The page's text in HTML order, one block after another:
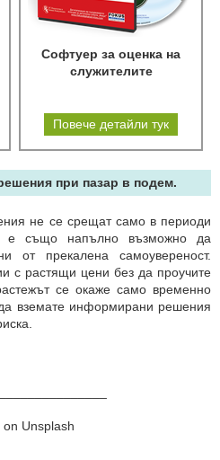
Софтуер за оценка на
служителите
Повече детайли тук
при пазар в подем.
не се срещат само в периоди
също напълно възможно да
от прекалена самоувереност.
с растящи цени без да проучите
се окаже само временно
вземате информирани решения
Unsplash